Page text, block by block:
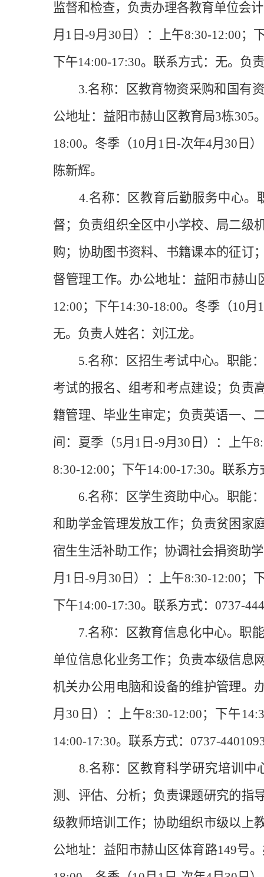
监督和检查，负责办理各教育单位会
月1日-9月30日）：上午8:30-12:00；
下午14:00-17:30。联系方式：无。负
3.名称：区教育物资采购和国有资
公地址：益阳市赫山区教育局3栋305
18:00。冬季（10月1日-次年4月30日
陈新辉。
4.名称：区教育后勤服务中心。
督；负责组织全区中小学校、局二级
购；协助图书资料、书籍课本的征订
督管理工作。办公地址：益阳市赫山
12:00；下午14:30-18:00。冬季（10
无。负责人姓名：刘江龙。
5.名称：区招生考试中心。职能：
考试的报名、组考和考点建设；负责
籍管理、毕业生审定；负责英语一、
间：夏季（5月1日-9月30日）：上午
8:30-12:00；下午14:00-17:30。联系
6.名称：区学生资助中心。职能：
和助学金管理发放工作；负责贫困家
宿生生活补助工作；协调社会捐资助
月1日-9月30日）：上午8:30-12:00；
下午14:00-17:30。联系方式：0737-
7.名称：区教育信息化中心。职能
单位信息化业务工作；负责本级信息
机关办公用电脑和设备的维护管理。
月30日）：上午8:30-12:00；下午
14:00-17:30。联系方式：0737-
8.名称：区教育科学研究培训中
测、评估、分析；负责课题研究的指
级教师培训工作；协助组织市级以上
公地址：益阳市赫山区体育路149号